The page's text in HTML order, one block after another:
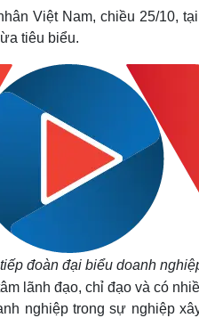
Lịch thi đấu bóng đá
Thế giới thể thao
Hậu trường
Sân khấu - Điện ảnh
Văn học
Âm nhạc
Di sản
Việt Nam, chiều 25/10,
tiêu biểu.
đoàn đại biểu doanh
lãnh đạo, chỉ đạo và có
nghiệp trong sự nghiệp